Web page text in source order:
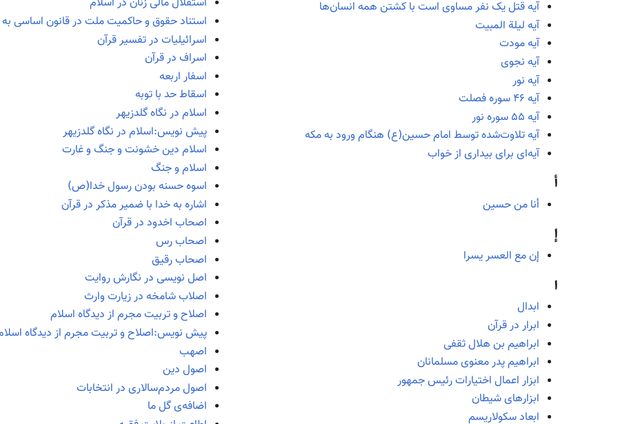
آیه قتل یک نفر مساوی است با کشتن همه انسان‌ها
آیه لیلة المبیت
آیه مودت
آیه نجوی
آیه نور
آیه ۴۶ سوره فصلت
آیه ۵۵ سوره نور
آیه‌ تلاوت‌شده توسط امام حسین(ع) هنگام ورود به مکه
آیه‌ای برای بیداری از خواب
أ
أنا من حسین
إ
إن مع العسر یسرا
ا
ابدال
ابرار در قرآن
ابراهیم بن هلال ثقفی
ابراهیم پدر معنوی مسلمانان
ابزار اعمال اختیارات رئیس جمهور
ابزارهای شیطان
ابعاد سکولاریسم
استناد حقوق و حاکمیت ملت در قانون اساسی
اسرائیلیات در تفسیر قرآن
اسراف در قرآن
اسفار اربعه
اسقاط حد با توبه
اسلام در نگاه گلدزیهر
پیش نویس:اسلام در نگاه گلدزیهر
اسلام دین خشونت و جنگ و غارت
اسلام و جنگ
اسوه حسنه بودن رسول خدا(ص)
اشاره به خدا با ضمیر مذکر در قرآن
اصحاب اخدود در قرآن
اصحاب رس
اصحاب رقیق
اصل نویسی در نگارش روایت
اصلاب شامخه در زیارت وارث
اصلاح و تربیت مجرم از دیدگاه اسلام
پیش نویس:اصلاح و تربیت مجرم از دیدگاه
اصهب
اصول دین
اصول مردم‌سالاری در انتخابات
اضافه‌ی گل ما